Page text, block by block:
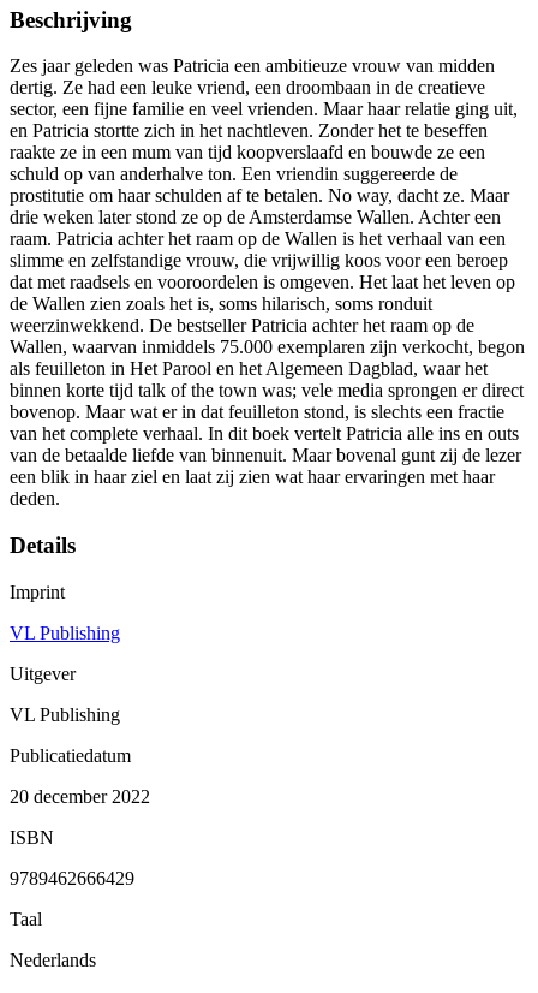
Beschrijving
Zes jaar geleden was Patricia een ambitieuze vrouw van midden
dertig. Ze had een leuke vriend, een droombaan in de creatieve
sector, een fijne familie en veel vrienden. Maar haar relatie ging uit,
en Patricia stortte zich in het nachtleven. Zonder het te beseffen
raakte ze in een mum van tijd koopverslaafd en bouwde ze een
schuld op van anderhalve ton. Een vriendin suggereerde de
prostitutie om haar schulden af te betalen. No way, dacht ze. Maar
drie weken later stond ze op de Amsterdamse Wallen. Achter een
raam. Patricia achter het raam op de Wallen is het verhaal van een
slimme en zelfstandige vrouw, die vrijwillig koos voor een beroep
dat met raadsels en vooroordelen is omgeven. Het laat het leven op
de Wallen zien zoals het is, soms hilarisch, soms ronduit
weerzinwekkend. De bestseller Patricia achter het raam op de
Wallen, waarvan inmiddels 75.000 exemplaren zijn verkocht, begon
als feuilleton in Het Parool en het Algemeen Dagblad, waar het
binnen korte tijd talk of the town was; vele media sprongen er direct
bovenop. Maar wat er in dat feuilleton stond, is slechts een fractie
van het complete verhaal. In dit boek vertelt Patricia alle ins en outs
van de betaalde liefde van binnenuit. Maar bovenal gunt zij de lezer
een blik in haar ziel en laat zij zien wat haar ervaringen met haar
deden.
Details
Imprint
VL Publishing
Uitgever
VL Publishing
Publicatiedatum
20 december 2022
ISBN
9789462666429
Taal
Nederlands